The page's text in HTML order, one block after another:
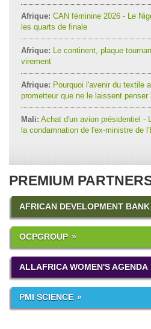
Afrique: CAN féminine 2026 - Le
les quarts de finale
Afrique: Le continent, plaque
virement
Afrique: Pourquoi l'avenir du textile
prometteur que ne le laissent penser
Mali: Achat d'un avion présidentiel -
la condamnation de l'ex-ministre de
PREMIUM
AFRICAN DEVELOPMENT BANK
OCPGROUP
ALLAFRICA WOMEN'S AGENDA
PMI SCIENCE